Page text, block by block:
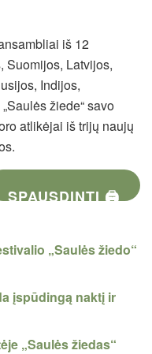
iš 12
Suomijos, Latvijos,
Indijos,
žiede“ savo
atlikėjai iš trijų naujų
SPAUSDINTI 🖨
„Saulės žiedo“
įspūdingą naktį ir
„Saulės žiedas“